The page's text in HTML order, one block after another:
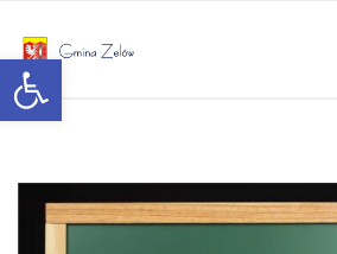
Otwórz pasek narzędzi